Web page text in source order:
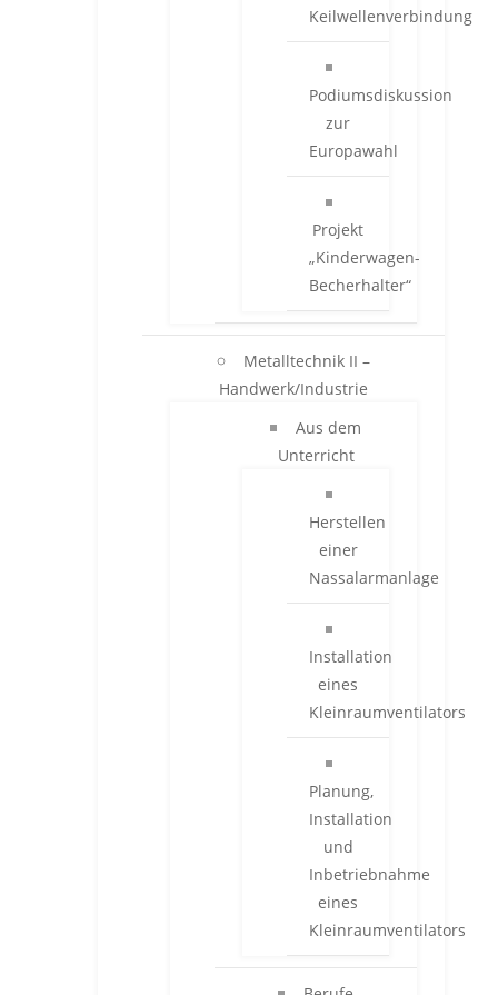
Keilwellenverbindung
Podiumsdiskussion
zur
Europawahl
Projekt
„Kinderwagen-
Becherhalter“
Metalltechnik II –
Handwerk/Industrie
Aus dem
Unterricht
Herstellen
einer
Nassalarmanlage
Installation
eines
Kleinraumventilators
Planung,
Installation
und
Inbetriebnahme
eines
Kleinraumventilators